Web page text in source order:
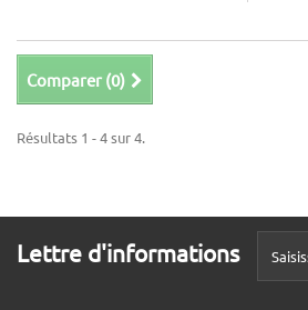
Comparer (0)
Résultats 1 - 4 sur 4.
Lettre d'informations